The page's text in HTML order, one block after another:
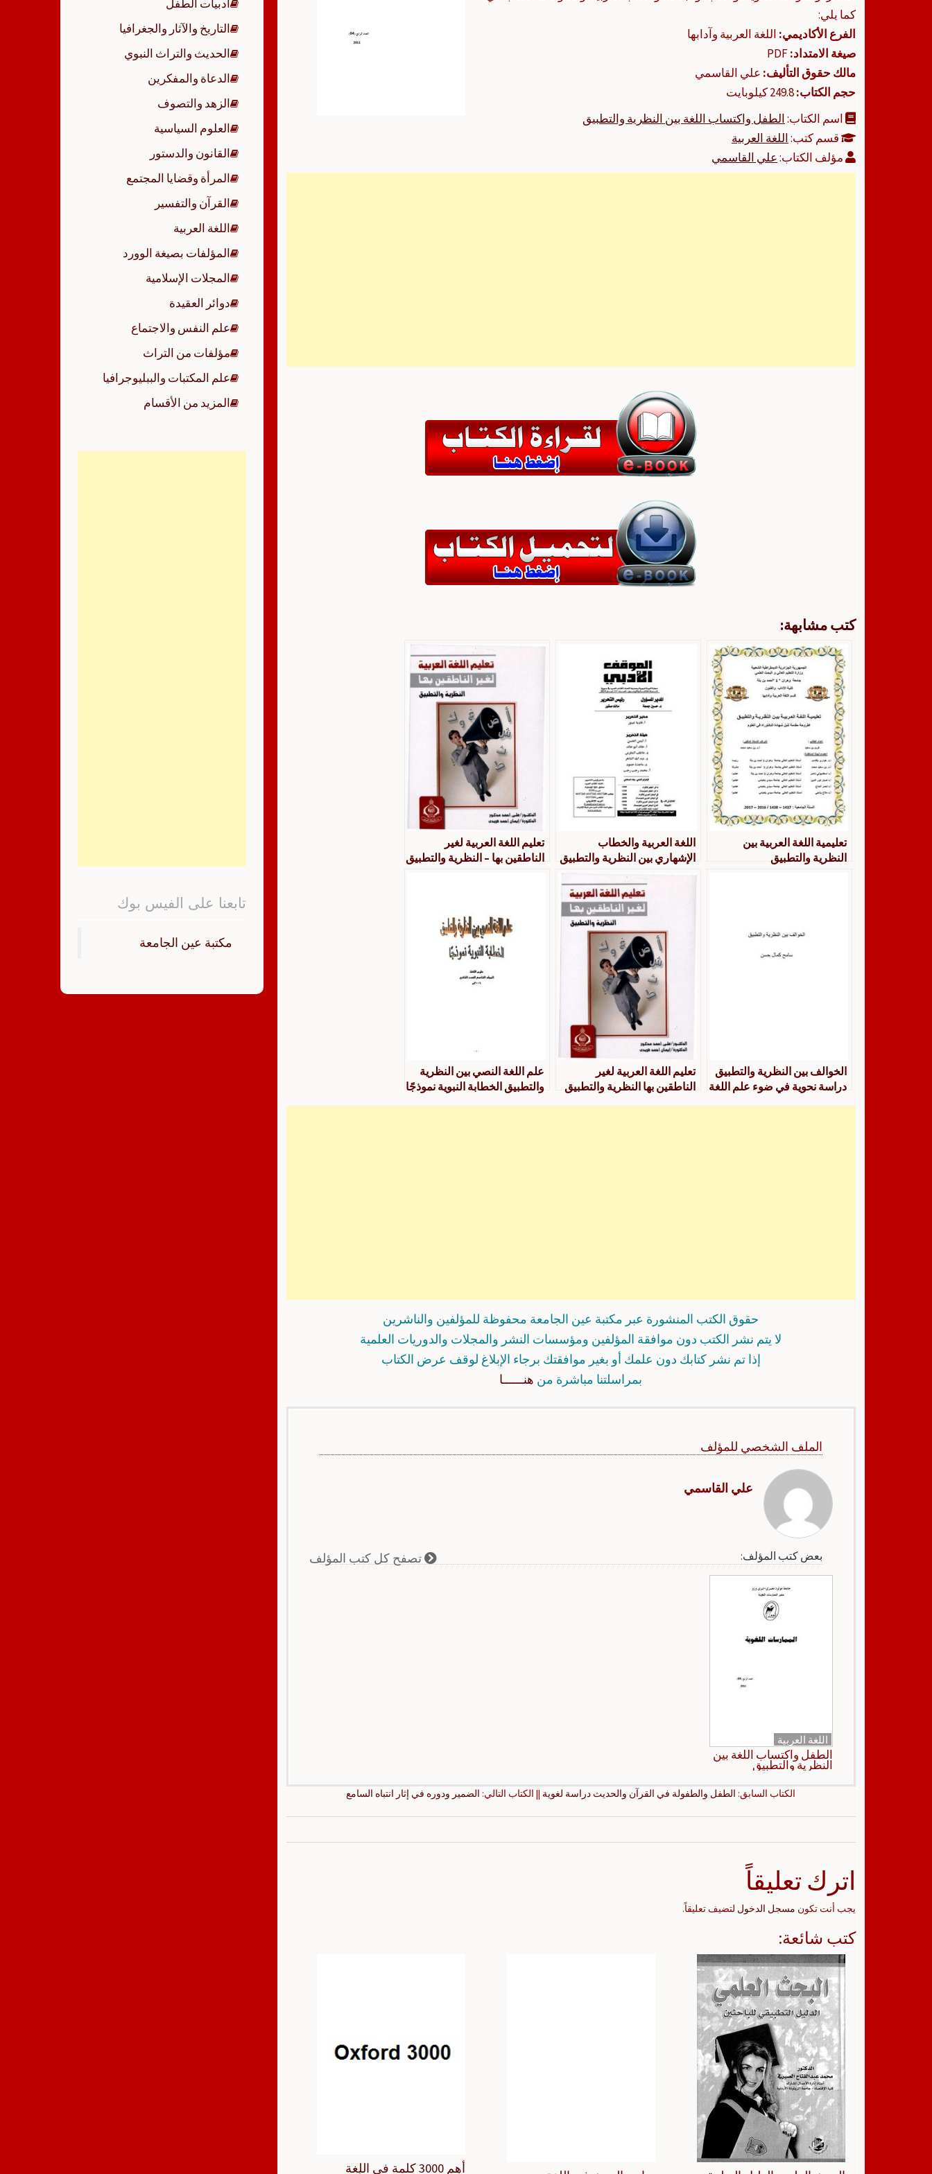
كما يلي:
الفرع الأكاديمي: اللغة العربية وآدابها
صيغة الامتداد:
مالك حقوق التأليف: علي القاسمي
حجم الكتاب:
اسم الكتاب:الطفل واكتساب اللغة بين النظرية والتطبيق
قسم كتب:اللغة العربية
مؤلف الكتاب:علي القاسمي
كتب مشابهة:
تعليمية اللغة العربية بين
النظرية والتطبيق
اللغة العربية والخطاب
الإشهاري بين النظرية والتطبيق
تعليم اللغة العربية لغير
الناطقين بها – النظرية والتطبيق
الخوالف بين النظرية والتطبيق
دراسة نحوية في ضوء علم اللغة
تعليم اللغة العربية لغير
الناطقين بها النظرية والتطبيق
علم اللغة النصي بين النظرية
والتطبيق الخطابة النبوية نموذجًا
حقوق الكتب المنشورة عبر مكتبة عين الجامعة محفوظة للمؤلفين والناشرين
لا يتم نشر الكتب دون موافقة المؤلفين ومؤسسات النشر والمجلات والدوريات العلمية
إذا تم نشر كتابك دون علمك أو بغير موافقتك برجاء الإبلاغ لوقف عرض الكتاب
بمراسلتنا مباشرة من هنــــــا
الملف الشخصي للمؤلف
علي القاسمي
بعض كتب المؤلف: تصفح كل كتب المؤلف
اللغة العربية
الطفل واكتساب اللغة بين
النظرية والتطبيق
الكتاب السابق: الطفل والطفولة في القرآن والحديث دراسة لغوية || الكتاب التالي: الضمير ودوره في إثار انتباه السامع
اترك تعليقاً
يجب أنت تكون مسجل الدخول لتضيف تعليقاً.
كتب شائعة:
أهم 3000 كلمة في اللغة
أدبيات الطفل
التاريخ والآثار والجغرافيا
الحديث والتراث النبوي
الدعاة والمفكرين
الزهد والتصوف
العلوم السياسية
القانون والدستور
المرأة وقضايا المجتمع
القرآن والتفسير
اللغة العربية
المؤلفات بصيغة الوورد
المجلات الإسلامية
دوائر العقيدة
علم النفس والاجتماع
مؤلفات من التراث
علم المكتبات والببليوجرافيا
المزيد من الأقسام
تابعنا على الفيس بوك
‏مكتبة عين الجامعة‏